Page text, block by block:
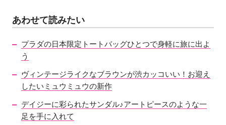
あわせて読みたい
プラダの日本限定トートバッグひとつで身軽に旅に出よ
う
ヴィンテージライクなブラウンが渋カッコいい！お迎え
したいミュウミュウの新作
デイジーに彩られたサンダル♪アートピースのような一
足を手に入れて